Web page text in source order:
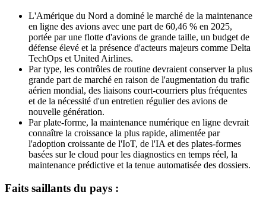
L'Amérique du Nord a dominé le marché de la maintenance
en ligne des avions avec une part de 60,46 % en 2025,
portée par une flotte d'avions de grande taille, un budget de
défense élevé et la présence d'acteurs majeurs comme Delta
TechOps et United Airlines.
Par type, les contrôles de routine devraient conserver la plus
grande part de marché en raison de l'augmentation du trafic
aérien mondial, des liaisons court-courriers plus fréquentes
et de la nécessité d'un entretien régulier des avions de
nouvelle génération.
Par plate-forme, la maintenance numérique en ligne devrait
connaître la croissance la plus rapide, alimentée par
l'adoption croissante de l'IoT, de l'IA et des plates-formes
basées sur le cloud pour les diagnostics en temps réel, la
maintenance prédictive et la tenue automatisée des dossiers.
Faits saillants du pays :